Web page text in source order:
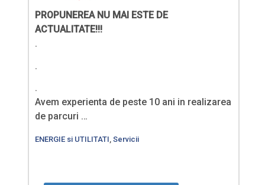
PROPUNEREA NU MAI ESTE DE
ACTUALITATE!!!
.
.
.
Avem experienta de peste 10 ani in realizarea
de parcuri …
ENERGIE si UTILITATI Servicii